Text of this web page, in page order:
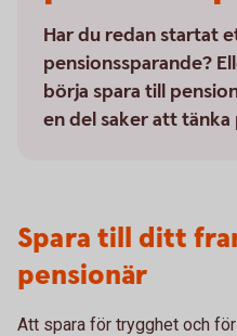
Har du redan startat
pensionssparande?
börja spara till
en del saker att tänka
Spara till ditt
pensionär
Att spara för trygghet och